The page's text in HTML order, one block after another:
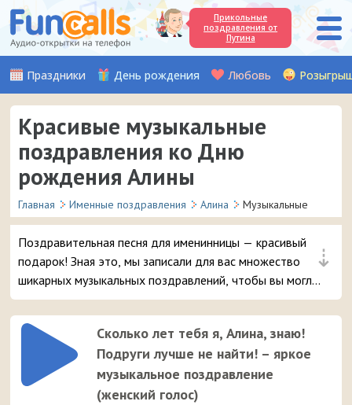
Прикольные
поздравления от
Путина
Праздники День рождения Любовь
Красивые музыкальные
поздравления ко Дню
рождения Алины
Главная Именные поздравления Алина Музыкальные
⇣
Поздравительная песня для именинницы — красивый
подарок! Зная это, мы записали для вас множество
шикарных музыкальных поздравлений, чтобы вы могли
удивить и порадовать вашу подругу или знакомую с
именем Алина в день её рождения.
Сколько лет тебя я, Алина, знаю!
Подруги лучше не найти! – яркое
музыкальное поздравление
(женский голос)